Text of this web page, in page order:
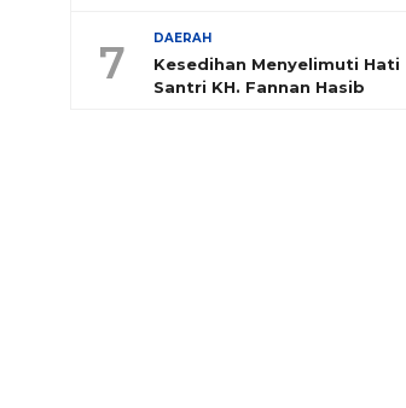
7 DAERAH
Kesedihan Menyelimuti Hati
Santri KH. Fannan Hasib